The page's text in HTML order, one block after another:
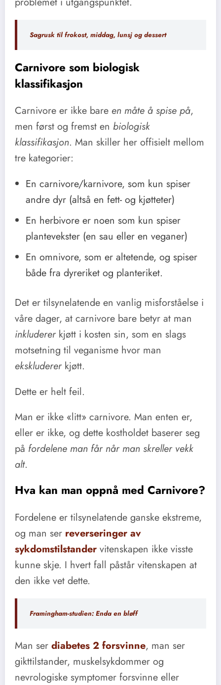
Sagrusk til frokost, middag, lunsj og dessert
Carnivore som biologisk
klassifikasjon
Carnivore er ikke bare en måte å spise på,
men først og fremst en biologisk
klassifikasjon. Man skiller her offisielt mellom
tre kategorier:
En carnivore/karnivore, som kun spiser
andre dyr (altså en fett- og kjøtteter)
En herbivore er noen som kun spiser
plantevekster (en sau eller en veganer)
En omnivore, som er altetende, og spiser
både fra dyreriket og planteriket.
Det er tilsynelatende en vanlig misforståelse i
våre dager, at carnivore bare betyr at man
inkluderer kjøtt i kosten sin, som en slags
motsetning til veganisme hvor man
ekskludererkjøtt.
Dette er helt feil.
Man er ikke «litt» carnivore. Man enten er,
eller er ikke, og dette kostholdet baserer seg
på fordelene man får når man skreller vekk
alt.
Hva kan man oppnå med Carnivore?
Fordelene er tilsynelatende ganske ekstreme,
og man ser reverseringer av
sykdomstilstander vitenskapen ikke visste
kunne skje. I hvert fall påstår vitenskapen at
den ikke vet dette.
Framingham-studien: Enda en bløff
Man ser diabetes 2 forsvinne, man ser
gikttilstander, muskelsykdommer og
nevrologiske symptomer forsvinne eller